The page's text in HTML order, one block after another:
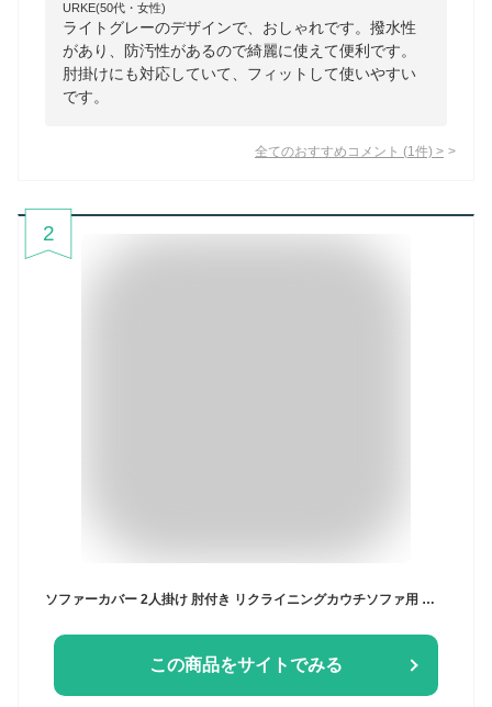
URKE(50代・女性)
ライトグレーのデザインで、おしゃれです。撥水性
があり、防汚性があるので綺麗に使えて便利です。
肘掛けにも対応していて、フィットして使いやすい
です。
全てのおすすめコメント (1 件) >
2
ソファーカバー 2人掛け 肘付き リクライニングカウチソファ用 ウエーブ生地 洗える ウォッシャブル 北欧 おしゃれ 二人掛け 肘あり 肘掛けあり ズレない ストレッチ 伸縮 [ReFit] リ・フィット リクライニングソファ チェア【送料無料】
この商品をサイトでみる